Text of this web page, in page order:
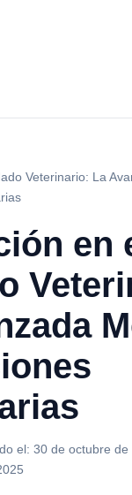
Veterinario: La
en
el: 30 de octubre de